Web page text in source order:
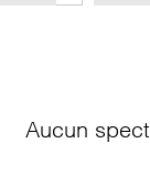
Aucun